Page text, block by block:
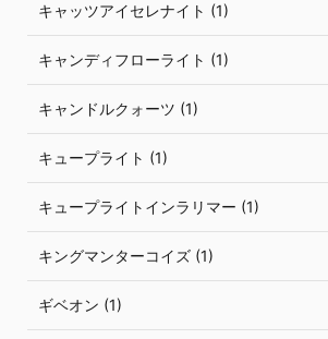
キャッツアイセレナイト (1)
キャンディフローライト (1)
キャンドルクォーツ (1)
キュープライト (1)
キュープライトインラリマー (1)
キングマンターコイズ (1)
ギベオン (1)